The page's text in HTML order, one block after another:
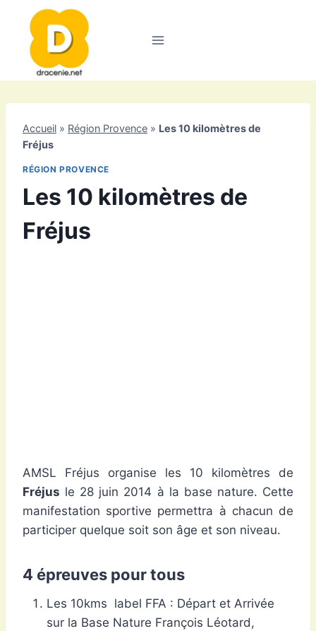
contenu
Accueil » Région Provence » Les 10 kilomètres de
Fréjus
RÉGION PROVENCE
Les 10 kilomètres de
Fréjus
AMSL Fréjus organise les 10 kilomètres de
Fréjus le 28 juin 2014 à la base nature. Cette
manifestation sportive permettra à chacun de
participer quelque soit son âge et son niveau.
4 épreuves pour tous
Les 10kms label FFA : Départ et Arrivée
sur la Base Nature François Léotard,